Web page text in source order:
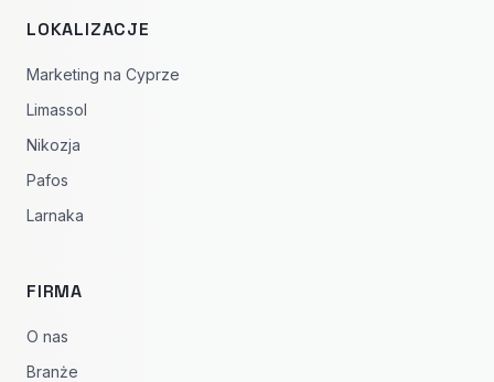
LOKALIZACJE
Marketing na Cyprze
Limassol
Nikozja
Pafos
Larnaka
FIRMA
O nas
Branże